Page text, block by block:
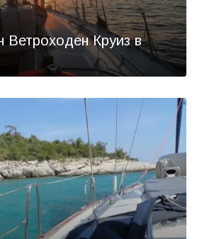
Ветроходен Круиз в